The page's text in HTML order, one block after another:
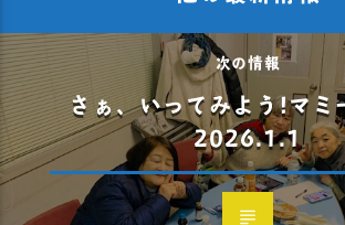
次の情報
さぁ、いってみよう!マミ
2026.1.1